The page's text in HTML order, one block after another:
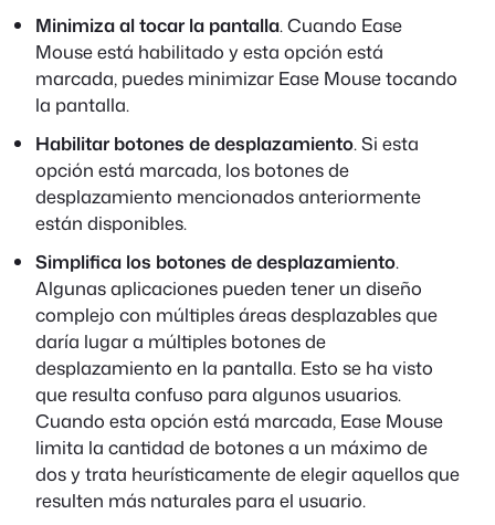
Minimiza al tocar la pantalla. Cuando Ease
Mouse está habilitado y esta opción está
marcada, puedes minimizar Ease Mouse tocando
la pantalla.
Habilitar botones de desplazamiento. Si esta
opción está marcada, los botones de
desplazamiento mencionados anteriormente
están disponibles.
Simplifica los botones de desplazamiento.
Algunas aplicaciones pueden tener un diseño
complejo con múltiples áreas desplazables que
daría lugar a múltiples botones de
desplazamiento en la pantalla. Esto se ha visto
que resulta confuso para algunos usuarios.
Cuando esta opción está marcada, Ease Mouse
limita la cantidad de botones a un máximo de
dos y trata heurísticamente de elegir aquellos que
resulten más naturales para el usuario.